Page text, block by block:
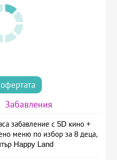
Забавления
забавление с 5D кино +
меню по избор за 8 деца,
Happy Land